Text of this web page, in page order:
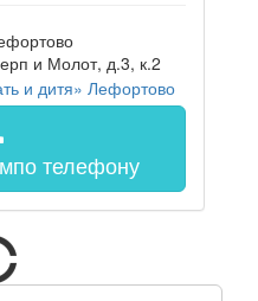
и Молот, д.3, к.2
по телефону